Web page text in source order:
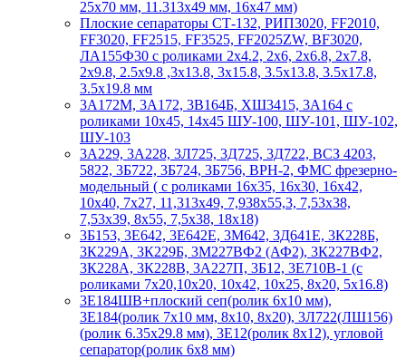
25х70 мм, 11.313х49 мм, 16х47 мм)
Плоские сепараторы СТ-132, РИП3020, FF2010,
FF3020, FF2515, FF3525, FF2025ZW, BF3020,
ЛА155Ф30 с роликами 2х4.2, 2х6, 2х6.8, 2х7.8,
2х9.8, 2.5х9.8 ,3х13.8, 3х15.8, 3.5х13.8, 3.5х17.8,
3.5х19.8 мм
3А172М, 3А172, 3В164Б, ХШ3415, 3А164 с
роликами 10х45, 14х45 ШУ-100, ШУ-101, ШУ-102,
ШУ-103
3А229, 3А228, 3Л725, 3Д725, 3Д722, ВСЗ 4203,
5822, 3Б722, 3Б724, 3Б756, ВРН-2, ФМС фрезерно-
модельный ( с роликами 16х35, 16х30, 16х42,
10х40, 7х27, 11,313х49, 7,938х55,3, 7,53х38,
7,53х39, 8х55, 7,5х38, 18х18)
3Б153, 3Е642, 3Е642Е, 3М642, 3Д641Е, 3К228Б,
3К229А, 3К229Б, 3М227ВФ2 (АФ2), 3К227ВФ2,
3К228А, 3К228В, 3А227П, 3Б12, 3Е710В-1 (с
роликами 7х20,10х20, 10х42, 10х25, 8х20, 5х16.8)
3Е184ШВ+плоский сеп(ролик 6х10 мм),
3Е184(ролик 7х10 мм, 8х10, 8х20), 3Л722(ЛШ156)
(ролик 6.35х29.8 мм), 3Е12(ролик 8х12), угловой
сепаратор(ролик 6х8 мм)